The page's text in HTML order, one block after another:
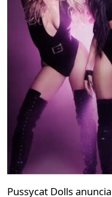
Pussycat Dolls